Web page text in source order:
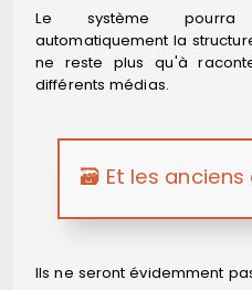
Le système pourra
automatiquement la
ne reste plus qu'à
différents médias.
🗃️ Et les
Ils ne seront évidemment